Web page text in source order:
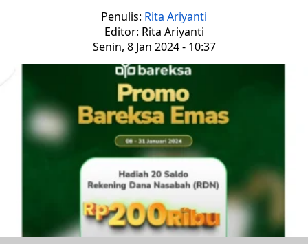
Penulis: Rita Ariyanti
Editor: Rita Ariyanti
Senin, 8 Jan 2024 - 10:37